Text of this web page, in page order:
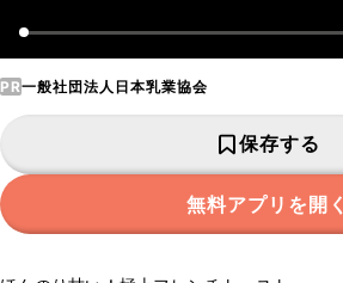
PR一般社団法人日本乳業協会
保存する
無料アプリを開く